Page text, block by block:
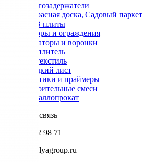
Снегозадержатели
Террасная доска, Садовый паркет
OSB плиты
Заборы и ограждения
Аэраторы и воронки
Утеплитель
Геотекстиль
Гладкий лист
Мастики и праймеры
Строительные смеси
Металлопрокат
Обратная связь
+7 985 002 98 71
info@krovlyagroup.ru